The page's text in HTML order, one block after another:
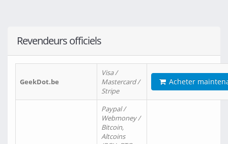
Revendeurs officiels
GeekDot.be
Visa /
Mastercard /
Stripe
Acheter
Paypal /
Webmoney /
Bitcoin,
Altcoins